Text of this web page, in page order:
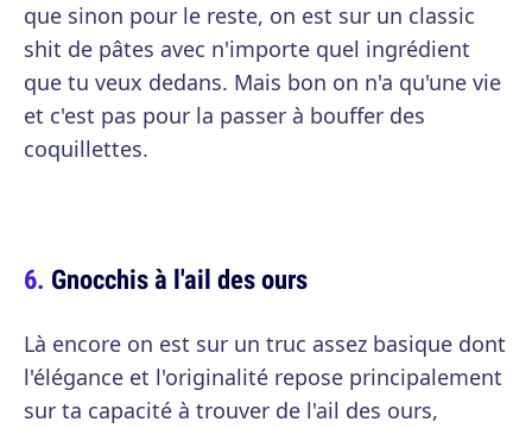
que sinon pour le reste, on est sur un classic
shit de pâtes avec n'importe quel ingrédient
que tu veux dedans. Mais bon on n'a qu'une vie
et c'est pas pour la passer à bouffer des
coquillettes.
Gnocchis à l'ail des ours
Là encore on est sur un truc assez basique dont
l'élégance et l'originalité repose principalement
sur ta capacité à trouver de l'ail des ours,